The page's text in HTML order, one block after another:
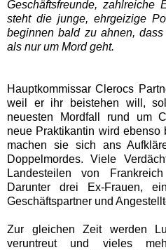
Geschäftsfreunde, zahlreiche
steht die junge, ehrgeizige
beginnen bald zu ahnen,
als nur um Mord geht.
Hauptkommissar Clerocs
weil er ihr beistehen will,
neuesten Mordfall rund um
neue Praktikantin wird ebenso
machen sie sich ans
Doppelmordes. Viele
Landesteilen von
Darunter drei Ex-Frauen,
Geschäftspartner und
Zur gleichen Zeit werden
veruntreut und vieles